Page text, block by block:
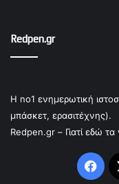
Redpen.gr
Η no1 ενημερωτική
μπάσκετ, ερασιτέχνης).
Redpen.gr – Γιατί εδώ